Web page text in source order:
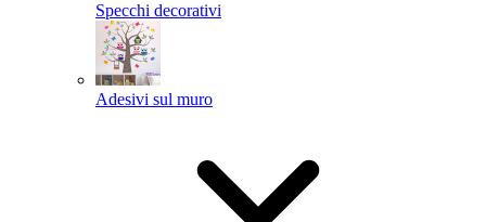
Specchi decorativi
Adesivi sul muro